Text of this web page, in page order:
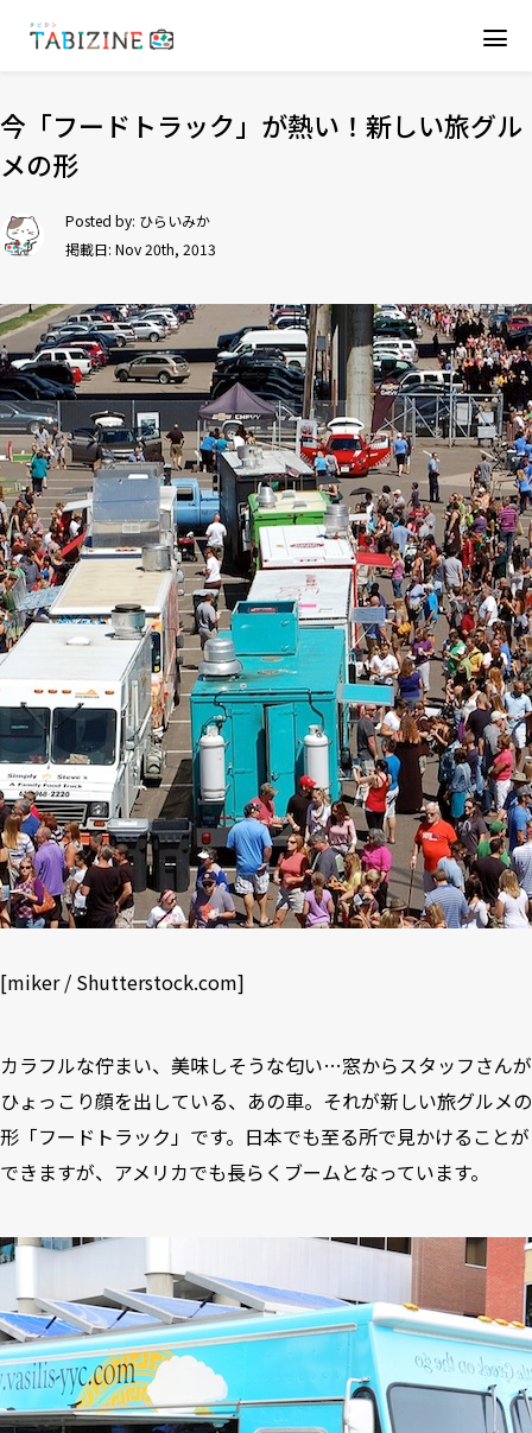
今「フードトラック」が熱い！新しい旅グル
メの形
Posted by: ひらいみか
掲載日: Nov 20th, 2013
[miker/ Shutterstock.com]
カラフルな佇まい、美味しそうな匂い…窓からスタッフさんが
ひょっこり顔を出している、あの車。それが新しい旅グルメの
形「フードトラック」です。日本でも至る所で見かけることが
できますが、アメリカでも長らくブームとなっています。